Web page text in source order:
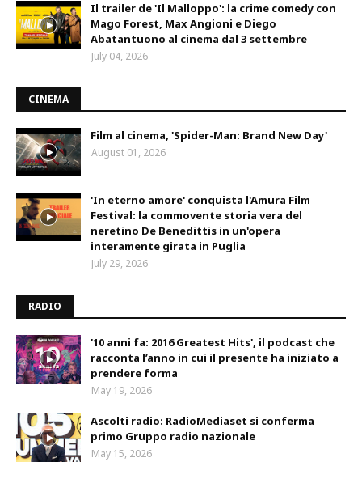
Il trailer de 'Il Malloppo': la crime comedy con
Mago Forest, Max Angioni e Diego
Abatantuono al cinema dal 3 settembre
July 04, 2026
CINEMA
Film al cinema, 'Spider-Man: Brand New Day'
August 01, 2026
'In eterno amore' conquista l'Amura Film
Festival: la commovente storia vera del
neretino De Benedittis in un'opera
interamente girata in Puglia
July 29, 2026
RADIO
'10 anni fa: 2016 Greatest Hits', il podcast che
racconta l’anno in cui il presente ha iniziato a
prendere forma
May 19, 2026
Ascolti radio: RadioMediaset si conferma
primo Gruppo radio nazionale
May 15, 2026